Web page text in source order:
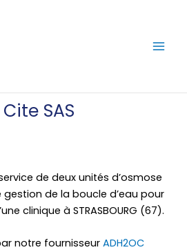
SAS
de deux unités d’osmose
de la boucle d’eau pour
clinique à STRASBOURG (67).
notre fournisseur ADH2OC